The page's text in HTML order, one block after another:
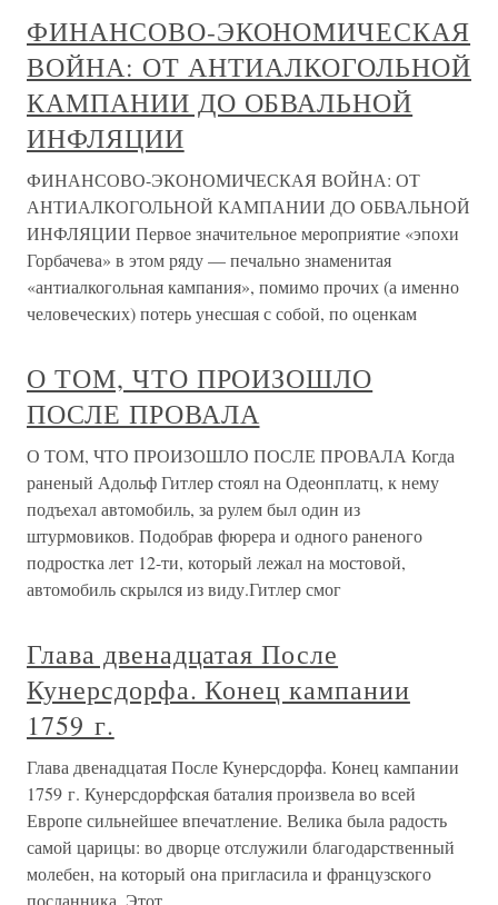
ФИНАНСОВО-ЭКОНОМИЧЕСКАЯ
ВОЙНА: ОТ АНТИАЛКОГОЛЬНОЙ
КАМПАНИИ ДО ОБВАЛЬНОЙ
ИНФЛЯЦИИ
ФИНАНСОВО-ЭКОНОМИЧЕСКАЯ ВОЙНА: ОТ
АНТИАЛКОГОЛЬНОЙ КАМПАНИИ ДО ОБВАЛЬНОЙ
ИНФЛЯЦИИ Первое значительное мероприятие «эпохи
Горбачева» в этом ряду — печально знаменитая
«антиалкогольная кампания», помимо прочих (а именно
человеческих) потерь унесшая с собой, по оценкам
О ТОМ, ЧТО ПРОИЗОШЛО
ПОСЛЕ ПРОВАЛА
О ТОМ, ЧТО ПРОИЗОШЛО ПОСЛЕ ПРОВАЛА Когда
раненый Адольф Гитлер стоял на Одеонплатц, к нему
подъехал автомобиль, за рулем был один из
штурмовиков. Подобрав фюрера и одного раненого
подростка лет 12-ти, который лежал на мостовой,
автомобиль скрылся из виду.Гитлер смог
Глава двенадцатая После
Кунерсдорфа. Конец кампании
1759 г.
Глава двенадцатая После Кунерсдорфа. Конец кампании
1759 г. Кунерсдорфская баталия произвела во всей
Европе сильнейшее впечатление. Велика была радость
самой царицы: во дворце отслужили благодарственный
молебен, на который она пригласила и французского
посланника. Этот